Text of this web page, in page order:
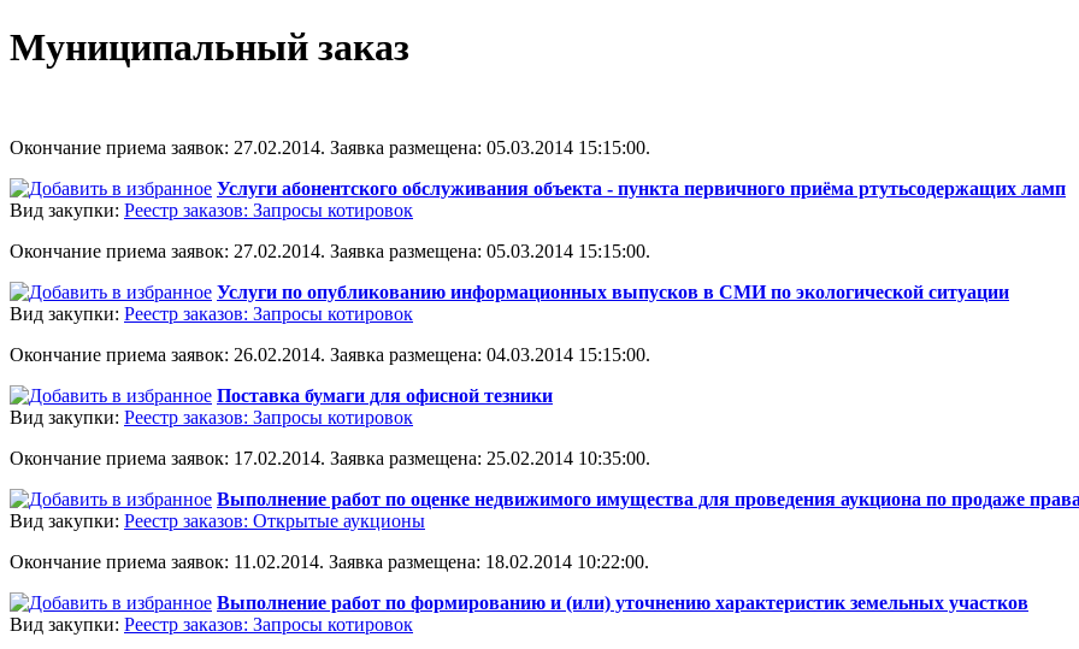
Муниципальный заказ
Окончание приема заявок: 27.02.2014. Заявка размещена: 05.03.2014 15:15:00.
Услуги абонентского обслуживания объекта - пункта первичного приёма ртутьсодержащих ламп
Вид закупки: Реестр заказов: Запросы котировок
Окончание приема заявок: 27.02.2014. Заявка размещена: 05.03.2014 15:15:00.
Услуги по опубликованию информационных выпусков в СМИ по экологической ситуации
Вид закупки: Реестр заказов: Запросы котировок
Окончание приема заявок: 26.02.2014. Заявка размещена: 04.03.2014 15:15:00.
Поставка бумаги для офисной тезники
Вид закупки: Реестр заказов: Запросы котировок
Окончание приема заявок: 17.02.2014. Заявка размещена: 25.02.2014 10:35:00.
Выполнение работ по оценке недвижимого имущества для проведения аукциона по продаже
Вид закупки: Реестр заказов: Открытые аукционы
Окончание приема заявок: 11.02.2014. Заявка размещена: 18.02.2014 10:22:00.
Выполнение работ по формированию и (или) уточнению характеристик земельных участков
Вид закупки: Реестр заказов: Запросы котировок